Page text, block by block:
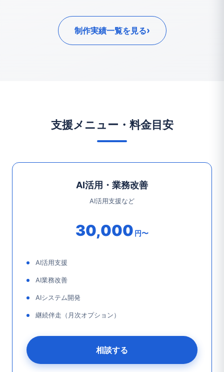
制作実績一覧を見る›
支援メニュー・料金目安
AI活用・業務改善
AI活用支援など
30,000 円〜
AI活用支援
AI業務改善
AIシステム開発
継続伴走（月次オプション）
相談する